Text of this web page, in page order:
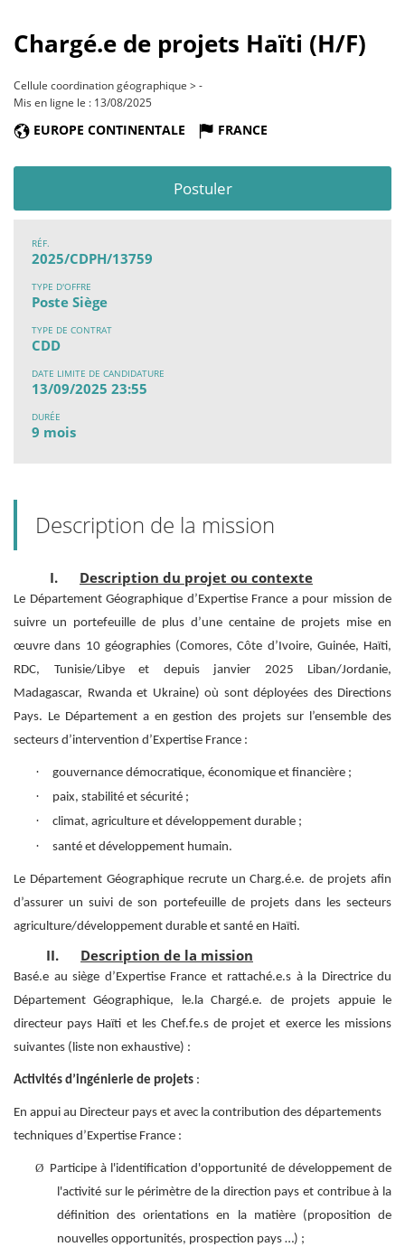
Chargé.e de projets Haïti (H/F)
Cellule coordination géographique > -
Mis en ligne le : 13/08/2025
EUROPE CONTINENTALE FRANCE
Postuler
RÉF.
2025/CDPH/13759
TYPE D'OFFRE
Poste Siège
TYPE DE CONTRAT
CDD
DATE LIMITE DE CANDIDATURE
13/09/2025 23:55
DURÉE
9 mois
Description de la mission
I. Description du projet ou contexte
Le Département Géographique d’Expertise France a pour mission de
suivre un portefeuille de plus d’une centaine de projets mise en
œuvre dans 10 géographies (Comores, Côte d’Ivoire, Guinée, Haïti,
RDC, Tunisie/Libye et depuis janvier 2025 Liban/Jordanie,
Madagascar, Rwanda et Ukraine) où sont déployées des Directions
Pays. Le Département a en gestion des projets sur l’ensemble des
secteurs d’intervention d’Expertise France :
· gouvernance démocratique, économique et financière ;
· paix, stabilité et sécurité ;
· climat, agriculture et développement durable ;
· santé et développement humain.
Le Département Géographique recrute un Charg.é.e. de projets afin
d’assurer un suivi de son portefeuille de projets dans les secteurs
agriculture/développement durable et santé en Haïti.
II. Description de la mission
Basé.e au siège d’Expertise France et rattaché.e.s à la Directrice du
Département Géographique, le.la Chargé.e. de projets appuie le
directeur pays Haïti et les Chef.fe.s de projet et exerce les missions
suivantes (liste non exhaustive) :
Activités d’ingénierie de projets :
En appui au Directeur pays et avec la contribution des départements
techniques d’Expertise France :
Ø Participe à l'identification d'opportunité de développement de
l'activité sur le périmètre de la direction pays et contribue à la
définition des orientations en la matière (proposition de
nouvelles opportunités, prospection pays …) ;